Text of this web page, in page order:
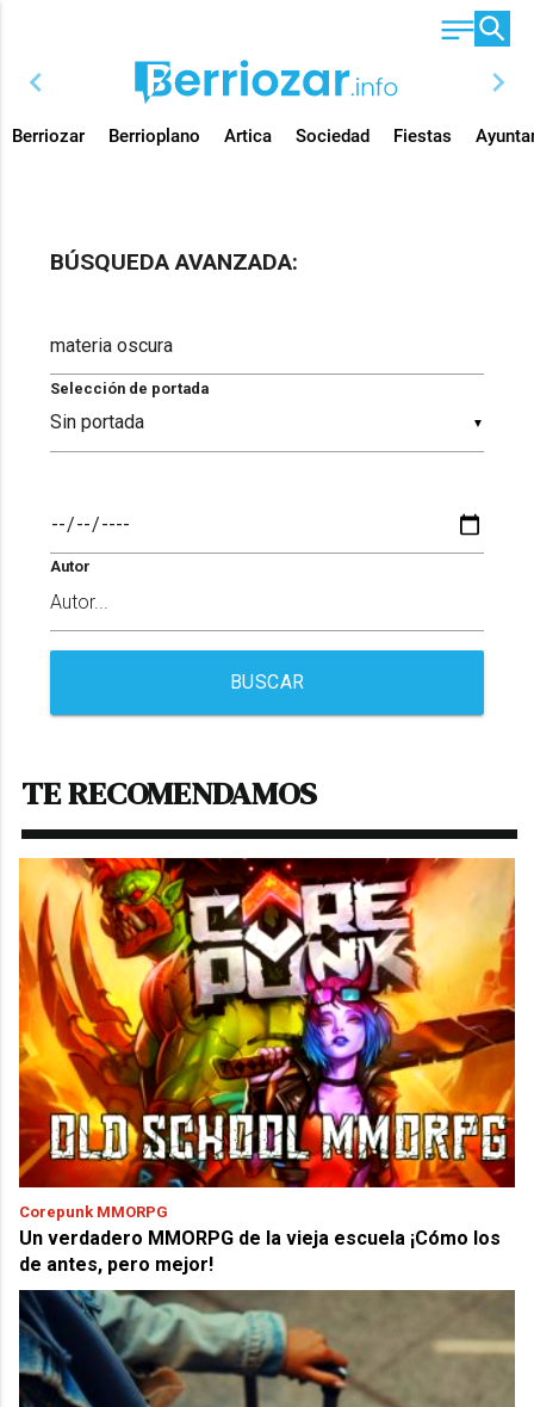
chevron_left chevron_right
Berriozar Berrioplano Artica Sociedad Fiestas
BÚSQUEDA AVANZADA:
▼
Selección de portada
Autor
BUSCAR
TE RECOMENDAMOS
Corepunk MMORPG
Un verdadero MMORPG de la vieja escuela ¡Cómo los
de antes, pero mejor!